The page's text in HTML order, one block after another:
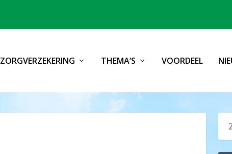
ZORGVERZEKERING THEMA’S VOORDEEL